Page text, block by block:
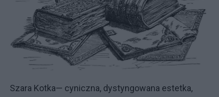
Szara Kotka— cyniczna, dystyngowana estetka,